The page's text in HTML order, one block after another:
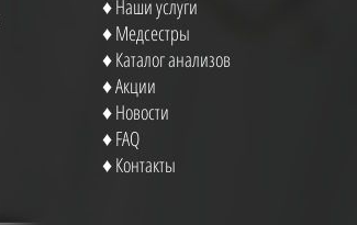
♦Наши услуги
♦ Медсестры
♦ Каталог анализов
♦Акции
♦Новости
♦FAQ
♦Контакты